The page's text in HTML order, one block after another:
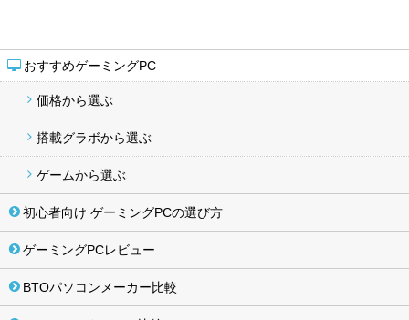
おすすめゲーミングPC
価格から選ぶ
搭載グラボから選ぶ
ゲームから選ぶ
初心者向け ゲーミングPCの選び方
ゲーミングPCレビュー
BTOパソコンメーカー比較